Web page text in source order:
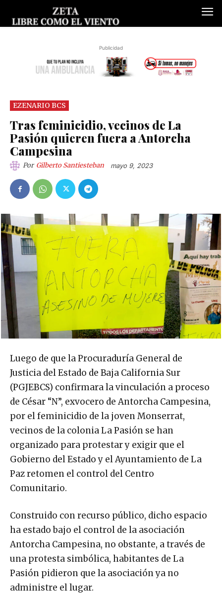
Publicidad
EZENARIO BCS
Tras feminicidio, vecinos de La
Pasión quieren fuera a Antorcha
Campesina
Por Gilberto Santiesteban mayo 9, 2023
Luego de que la Procuraduría General de
Justicia del Estado de Baja California Sur
(PGJEBCS) confirmara la vinculación a proceso
de César “N”, exvocero de Antorcha Campesina,
por el feminicidio de la joven Monserrat,
vecinos de la colonia La Pasión se han
organizado para protestar y exigir que el
Gobierno del Estado y el Ayuntamiento de La
Paz retomen el control del Centro
Comunitario.
Construido con recurso público, dicho espacio
ha estado bajo el control de la asociación
Antorcha Campesina, no obstante, a través de
una protesta simbólica, habitantes de La
Pasión pidieron que la asociación ya no
administre el lugar.